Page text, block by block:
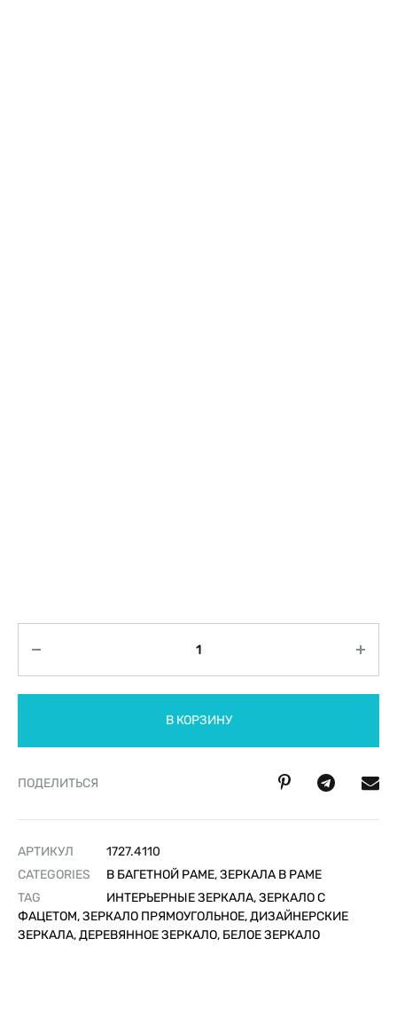
В КОРЗИНУ
ПОДЕЛИТЬСЯ
АРТИКУЛ
1727.4110
CATEGORIES
В БАГЕТНОЙ РАМЕ,ЗЕРКАЛА В РАМЕ
TAG
ИНТЕРЬЕРНЫЕ ЗЕРКАЛА, ЗЕРКАЛО С
ФАЦЕТОМ, ЗЕРКАЛО ПРЯМОУГОЛЬНОЕ, ДИЗАЙНЕРСКИЕ
ЗЕРКАЛА, ДЕРЕВЯННОЕ ЗЕРКАЛО, БЕЛОЕ ЗЕРКАЛО